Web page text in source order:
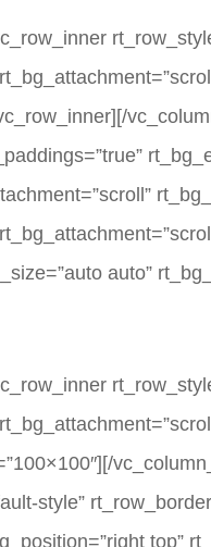
auto”
style”
top”